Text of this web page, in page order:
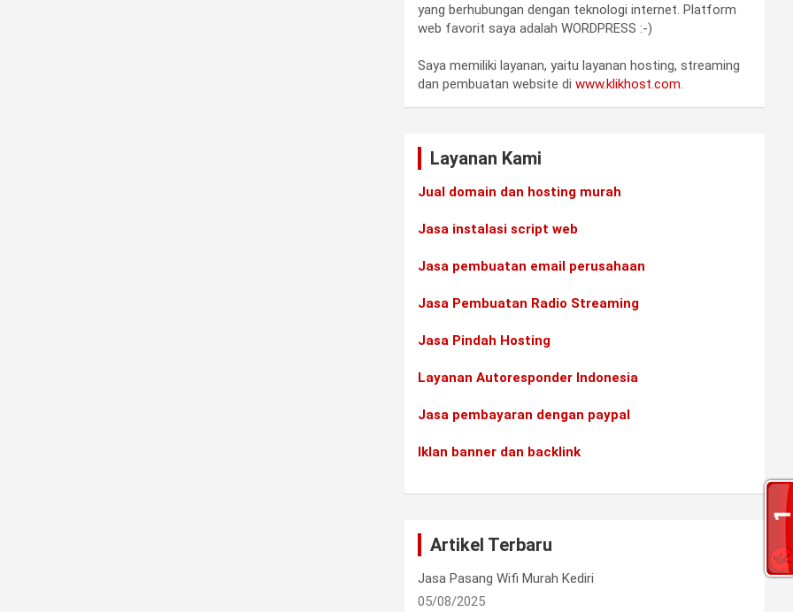
yang berhubungan dengan teknologi internet. Platform
web favorit saya adalah WORDPRESS :-)
Saya memiliki layanan, yaitu layanan hosting, streaming
dan pembuatan website diwww.klikhost.com.
Layanan Kami
Jual domain dan hosting murah
Jasa instalasi script web
Jasa pembuatan email perusahaan
Jasa Pembuatan Radio Streaming
Jasa Pindah Hosting
Layanan Autoresponder Indonesia
Jasa pembayaran dengan paypal
Iklan banner dan backlink
Artikel Terbaru
Jasa Pasang Wifi Murah Kediri
05/08/2025